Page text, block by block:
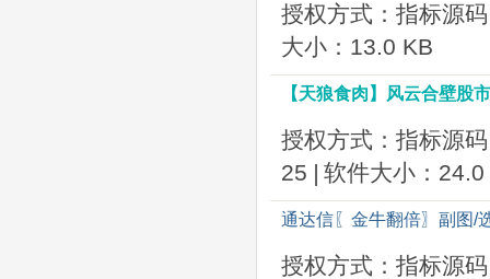
授权方式：指标源码
大小：13.0 KB
【天狼食肉】风云合壁股
授权方式：指标源码
25 | 软件大小：24.0
通达信〖金牛翻倍〗副图/
授权方式：指标源码